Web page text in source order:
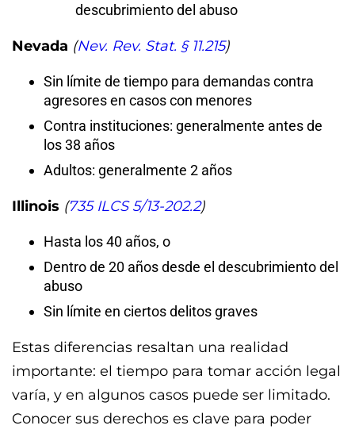
descubrimiento del abuso
Nevada (Nev. Rev. Stat. § 11.215)
Sin límite de tiempo para demandas contra
agresores en casos con menores
Contra instituciones: generalmente antes de
los 38 años
Adultos: generalmente 2 años
Illinois (735 ILCS 5/13-202.2)
Hasta los 40 años, o
Dentro de 20 años desde el descubrimiento del
abuso
Sin límite en ciertos delitos graves
Estas diferencias resaltan una realidad
importante: el tiempo para tomar acción legal
varía, y en algunos casos puede ser limitado.
Conocer sus derechos es clave para poder